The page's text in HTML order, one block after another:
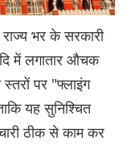
राज्य भर के सरकारी
में लगातार औचक
पर "फ्लाइंग
यह सुनिश्चित
ठीक से काम कर